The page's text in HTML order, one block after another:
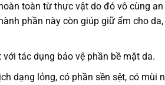
toàn từ thực vật do đó vô cùng
phần này còn giúp giữ ẩm cho
tác dụng bảo vệ phần bề mặt da.
dạng lỏng, có phần sền sệt, có mùi